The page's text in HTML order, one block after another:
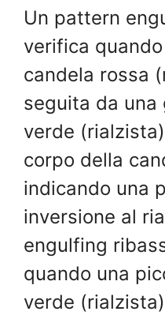
Un pattern
verifica
candela rossa
seguita da una
verde
corpo della
indicando una
inversione al
engulfing
quando una
verde